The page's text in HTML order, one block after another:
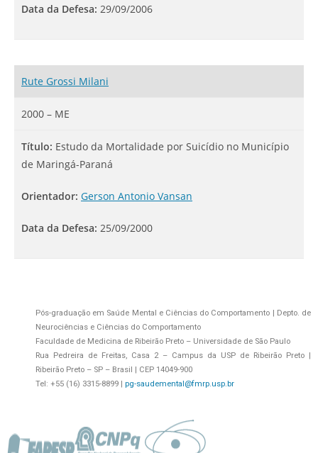
Data da Defesa: 29/09/2006
Rute Grossi Milani
2000 – ME
Título: Estudo da Mortalidade por Suicídio no Município
de Maringá-Paraná
Orientador: Gerson Antonio Vansan
Data da Defesa: 25/09/2000
Pós-graduação em Saúde Mental e Ciências do Comportamento | Depto. de
Neurociências e Ciências do Comportamento
Faculdade de Medicina de Ribeirão Preto – Universidade de São Paulo
Rua Pedreira de Freitas, Casa 2 – Campus da USP de Ribeirão Preto |
Ribeirão Preto – SP – Brasil | CEP 14049-900
Tel: +55 (16) 3315-8899 | pg-saudemental@fmrp.usp.br